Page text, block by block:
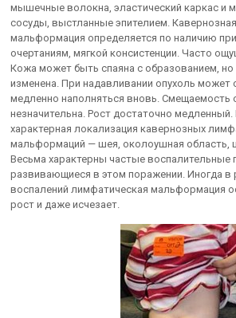
мышечные волокна, эластический каркас и
сосуды, выстланные эпителием.
мальформация определяется по наличию
очертаниям, мягкой консистенции. Часто
Кожа может быть спаяна с образованием, но
изменена. При надавливании опухоль может
медленно наполняться вновь. Смещаемость
незначительна. Рост достаточно
характерная локализация кавернозных
мальформаций — шея, околоушная область,
Весьма характерны частые воспалительные
развивающиеся в этом поражении. Иногда в
воспалений лимфатическая мальформация
рост и даже исчезает.